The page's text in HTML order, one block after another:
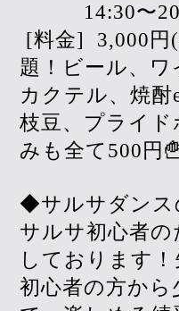
14:30〜
[料金]
3,000円
題！ビール、ワ
カクテル、焼酎
枝豆、プライド
みも全て500円
◆サルサダンス
サルサ初心者
しております！
初心者の方から